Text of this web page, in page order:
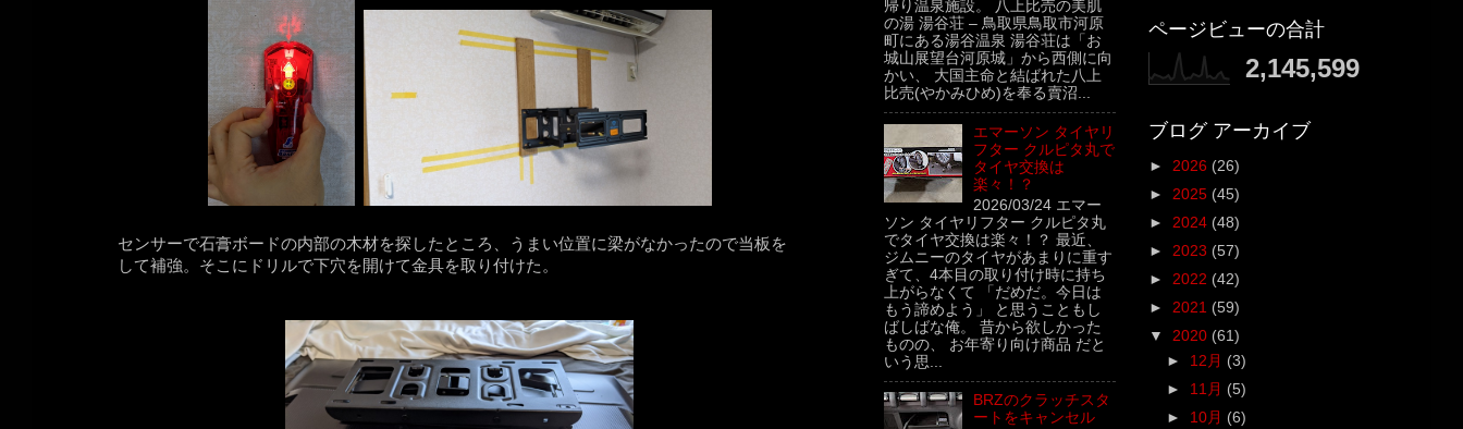
センサーで石膏ボードの内部の木材を探したところ、うまい位置に梁がなかったので当板を
して補強。そこにドリルで下穴を開けて金具を取り付けた。
帰り温泉施設。 八上比売の美肌
の湯 湯谷荘 – 鳥取県鳥取市河原
町にある湯谷温泉 湯谷荘は「お
城山展望台河原城」から西側に向
かい、 大国主命と結ばれた八上
比売(やかみひめ)を奉る賣沼...
エマーソン タイヤリ
フター クルピタ丸で
タイヤ交換は
楽々！？
2026/03/24 エマー
ソン タイヤリフター クルピタ丸
でタイヤ交換は楽々！？ 最近、
ジムニーのタイヤがあまりに重す
ぎて、4本目の取り付け時に持ち
上がらなくて 「だめだ。今日は
もう諦めよう」 と思うこともし
ばしばな俺。 昔から欲しかった
ものの、 お年寄り向け商品 だと
いう思...
BRZのクラッチスタ
ートをキャンセル
ページビューの合計
2,145,599
ブログ アーカイブ
► 2026 (26)
► 2025 (45)
► 2024 (48)
► 2023 (57)
► 2022 (42)
► 2021 (59)
▼ 2020 (61)
► 12月 (3)
► 11月 (5)
► 10月 (6)